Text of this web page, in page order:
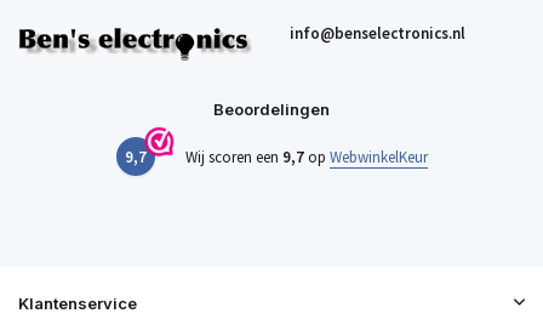
info@benselectronics.nl
Beoordelingen
9,7 Wij scoren een 9,7op WebwinkelKeur
Klantenservice